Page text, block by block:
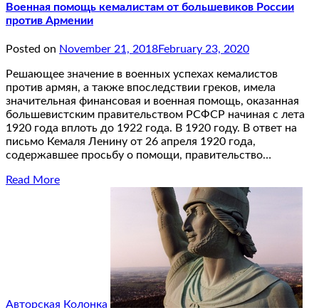
Военная помощь кемалистам от большевиков России
против Армении
Posted on November 21, 2018February 23, 2020
Решающее значение в военных успехах кемалистов
против армян, а также впоследствии греков, имела
значительная финансовая и военная помощь, оказанная
большевистским правительством РСФСР начиная с лета
1920 года вплоть до 1922 года. В 1920 году. В ответ на
письмо Кемаля Ленину от 26 апреля 1920 года,
содержавшее просьбу о помощи, правительство…
Read More
Авторская Колонка